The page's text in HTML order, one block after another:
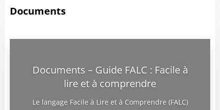
Documents
Documents – Guide FALC : Facile à
lire et à comprendre
Le langage Facile à Lire et à Comprendre (FALC)